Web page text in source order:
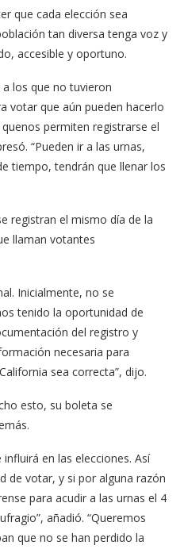
que cada elección sea
tan diversa tenga voz y
accesible y oportuno.
los que no tuvieron
votar que aún pueden hacerlo
permiten registrarse el
“Pueden ir a las urnas,
tiempo, tendrán que llenar los
registran el mismo día de la
llaman votantes
Inicialmente, no se
tenido la oportunidad de
del registro y
necesaria para
sea correcta”, dijo.
esto, su boleta se
en las elecciones. Así
de votar, y si por alguna razón
para acudir a las urnas el 4
añadió. “Queremos
que no se han perdido la